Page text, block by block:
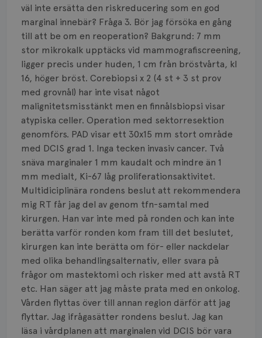
väl inte ersätta den riskreducering som en god
marginal innebär? Fråga 3. Bör jag försöka en gång
till att be om en reoperation? Bakgrund: 7 mm
stor mikrokalk upptäcks vid mammografiscreening,
ligger precis under huden, 1 cm från bröstvårta, kl
16, höger bröst. Corebiopsi x 2 (4 st + 3 st prov
med grovnål) har inte visat något
malignitetsmisstänkt men en finnålsbiopsi visar
atypiska celler. Operation med sektorresektion
genomförs. PAD visar ett 30x15 mm stort område
med DCIS grad 1. Inga tecken invasiv cancer. Två
snäva marginaler 1 mm kaudalt och mindre än 1
mm medialt, Ki-67 låg proliferationsaktivitet.
Multidiciplinära rondens beslut att rekommendera
mig RT får jag del av genom tfn-samtal med
kirurgen. Han var inte med på ronden och kan inte
berätta varför ronden kom fram till det beslutet,
kirurgen kan inte berätta om för- eller nackdelar
med olika behandlingsalternativ, eller svara på
frågor om mastektomi och risker med att avstå RT
etc. Han säger att jag måste prata med en onkolog.
Vården flyttas över till annan region därför att jag
flyttar. Jag ifrågasätter rondens beslut. Jag kan
läsa i vårdplanen att marginalen vid DCIS bör vara
Knöl
Läkemedel
Typ av bröstcancer
Smärta
Prognos
Risker
Spridd bröstcancer
Strålning
Vätska